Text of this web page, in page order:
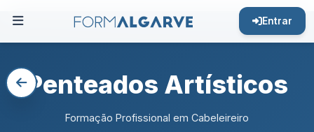
Entrar
Penteados Artísticos
Formação Profissional em Cabeleireiro